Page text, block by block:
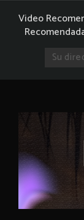
Video